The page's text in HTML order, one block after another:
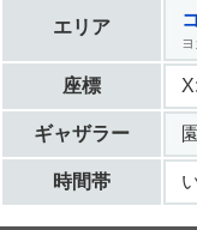
エリア
座標
ギャザラー
時間帯